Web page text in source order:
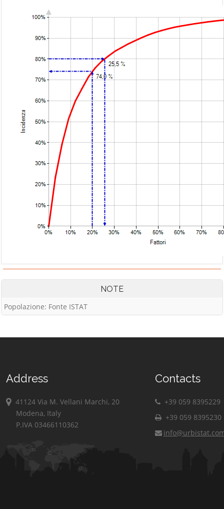
NOTE
Popolazione: Fonte ISTAT
Address
41124 Via M. Vellani Marchi, 20
Modena, Italy
P.IVA 03466110362
Contacts
+39 059 8395229
+39 059 8395230